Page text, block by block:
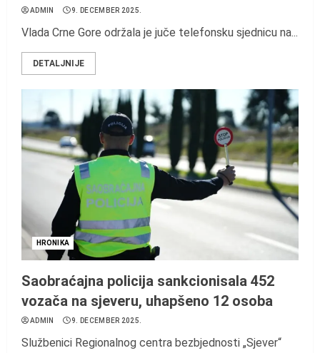
ADMIN 9. DECEMBER 2025.
Vlada Crne Gore održala je juče telefonsku sjednicu na...
DETALJNIJE
HRONIKA
Saobraćajna policija sankcionisala 452
vozača na sjeveru, uhapšeno 12 osoba
ADMIN 9. DECEMBER 2025.
Službenici Regionalnog centra bezbjednosti „Sjever“